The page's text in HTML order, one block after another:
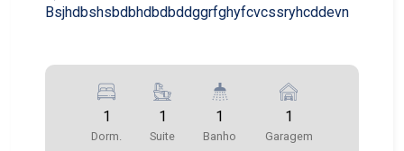
Bsjhdbshsbdbhdbdbddggrfghyfcvcssryhcddevn
1
Dorm.
1
Suite
1
Banho
1
Garagem